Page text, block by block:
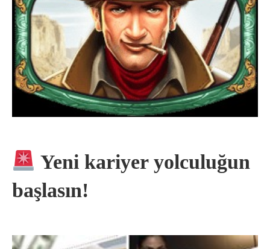
Yeni kariyer yolculuğun
başlasın!